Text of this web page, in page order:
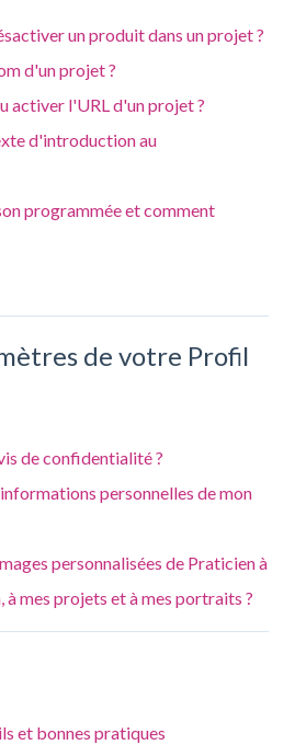
un produit dans un projet ?
d'un projet ?
activer l'URL d'un projet ?
d'introduction au
programmée et comment
de votre Profil
de confidentialité ?
personnelles de mon
personnalisées de Praticien à
mes projets et à mes portraits ?
et bonnes pratiques